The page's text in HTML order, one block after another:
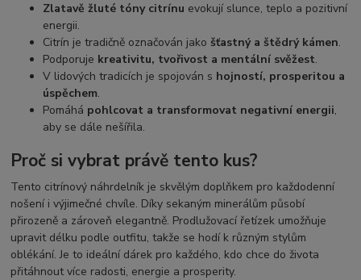
Zlatavě žluté tóny citrínu evokují slunce, teplo a pozitivní
energii.
Citrín je tradičně označován jako šťastný a štědrý kámen.
Podporuje kreativitu, tvořivost a mentální svěžest.
V lidových tradicích je spojován s hojností, prosperitou a
úspěchem.
Pomáhá pohlcovat a transformovat negativní energii,
aby se dále nešířila.
Proč si vybrat právě tento kus?
Tento citrínový náhrdelník je skvělým doplňkem pro každodenní
nošení i výjimečné chvíle. Díky sekaným minerálům působí
přirozeně a zároveň elegantně. Prodlužovací řetízek umožňuje
upravit délku podle outfitu, takže se hodí k různým stylům
oblékání. Je to ideální dárek pro každého, kdo chce do života
přitáhnout více radosti, energie a prosperity.